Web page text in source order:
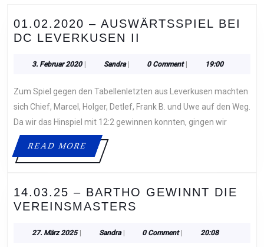
01.02.2020 – AUSWÄRTSSPIEL BEI
DC LEVERKUSEN II
AUSWÄRTSSPIEL
DC
LEVERKUSEN
II
3. Februar 20203.
SandraSandra 0 Comment 19:00
Zum Spiel gegen den Tabellenletzten aus Leverkusen machten
sich Chief, Marcel, Holger, Detlef, Frank B. und Uwe auf den Weg.
Da wir das Hinspiel mit 12:2 gewinnen konnten, gingen wir
READ MOREREAD
MORE
14.03.25 – BARTHO GEWINNT DIE
VEREINSMASTERS
BARTHO
27. März 202527.
SandraSandra 0 Comment 20:08